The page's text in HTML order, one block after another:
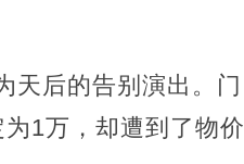
天后的告别演出。门
1万，却遭到了物价